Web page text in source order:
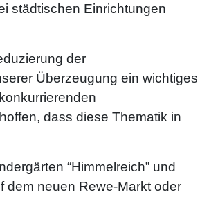
städtischen Einrichtungen
der
Überzeugung ein wichtiges
dass diese Thematik in
“Himmelreich” und
dem neuen Rewe-Markt oder